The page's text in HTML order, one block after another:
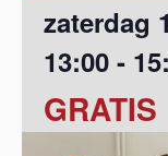
zaterdag
13:00 -
GRATIS